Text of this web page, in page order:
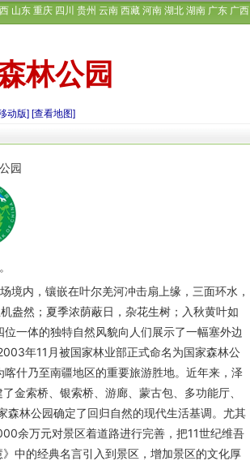
山东 重庆 四川 贵州 云南 西藏 河南 湖北 湖南 广东 广西
林公园
动版] [查看地图]
内，镶嵌在叶尔羌河冲击扇上缘，三面环水，
盎然；夏季浓荫蔽日，杂花生树；入秋黄叶如
一体的独特自然风貌向人们展示了一幅塞外边
年11月被国家林业部正式命名为国家森林公
什乃至南疆地区的重要旅游胜地。近年来，泽
金索桥、银索桥、游廊、蒙古包、多功能厅、
森林公园确定了回归自然的现代生活基调。尤其
余万元对景区着道路进行完善，把11世纪维吾
中的经典名言引入到景区，增加景区的文化厚